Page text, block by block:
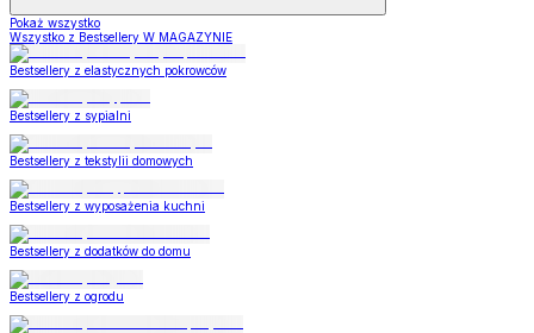
Pokaż wszystko
Wszystko z Bestsellery W MAGAZYNIE
Bestsellery z elastycznych pokrowców
Bestsellery z sypialni
Bestsellery z tekstylii domowych
Bestsellery z wyposażenia kuchni
Bestsellery z dodatków do domu
Bestsellery z ogrodu